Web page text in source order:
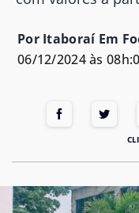
Por Itaboraí Em
06/12/2024 às